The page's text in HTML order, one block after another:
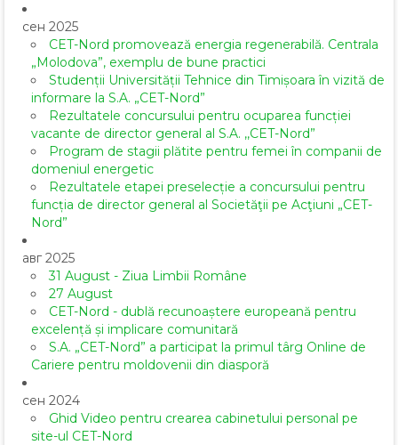
сен 2025
CET-Nord promovează energia regenerabilă. Centrala
„Molodova”, exemplu de bune practici
Studenții Universității Tehnice din Timișoara în vizită de
informare la S.A. „CET-Nord”
Rezultatele concursului pentru ocuparea funcției
vacante de director general al S.A. ,,CET-Nord”
Program de stagii plătite pentru femei în companii de
domeniul energetic
Rezultatele etapei preselecție a concursului pentru
funcția de director general al Societăţii pe Acţiuni „CET-
Nord”
авг 2025
31 August - Ziua Limbii Române
27 August
CET-Nord - dublă recunoaștere europeană pentru
excelență și implicare comunitară
S.A. „CET-Nord” a participat la primul târg Online de
Cariere pentru moldovenii din diasporă
сен 2024
Ghid Video pentru crearea cabinetului personal pe
site-ul CET-Nord